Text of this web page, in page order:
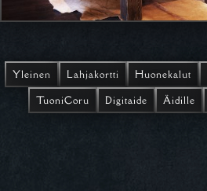
Yleinen Lahjakortti Huonekalut
TuoniCoru
Digitaide Äidille